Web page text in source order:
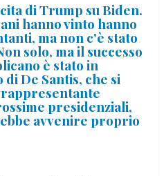
di Trump su Biden.
hanno vinto hanno
ma non c'è stato
solo, ma il successo
è stato in
De Santis, che si
presidenziali,
avvenire proprio